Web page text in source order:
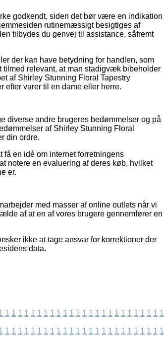
godkendt, siden det bør være en indikation
rutinemæssigt besigtiges af
tilbydes du genvej til assistance, såfremt
der kan have betydning for handlen, som
tilmed relevant, at man stadigvæk bibeholder
af Shirley Stunning Floral Tapestry
efter varer til en dame eller herre.
diverse andre brugeres bedømmelser og på
af Shirley Stunning Floral
din ordre.
en idé om internet forretningens
notere en evaluering af deres køb, hvilket
er.
med masser af online outlets når vi
af at en af vores brugere gennemfører en
ikke at tage ansvar for korrektioner der
data.
1 1 1 1 1 1 1 1 1 1 1 1 1 1 1 1 1 1 1 1 1 1 1 1 1
1 1 1 1 1 1 1 1 1 1 1 1 1 1 1 1 1 1 1 1 1 1 1 1 1